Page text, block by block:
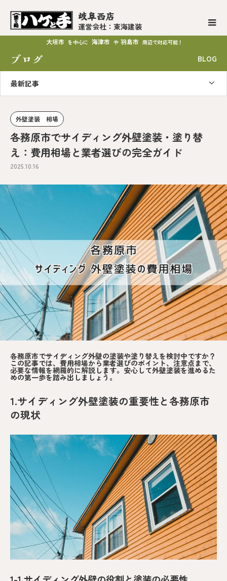
岐阜西店
運営会社：東海建装
大垣市 を中心に 海津市 や 羽島市 周辺で対応可能！
ブログ BLOG
最新記事
外壁塗装 相場
各務原市でサイディング外壁塗装・塗り替
え：費用相場と業者選びの完全ガイド
2025.10.16
各務原市でサイディング外壁の塗装や塗り替えを検討中ですか？
この記事では、費用相場から業者選びのポイント、注意点まで、
必要な情報を網羅的に解説します。安心して外壁塗装を進めるた
めの第一歩を踏み出しましょう。
1.サイディング外壁塗装の重要性と各務原市
の現状